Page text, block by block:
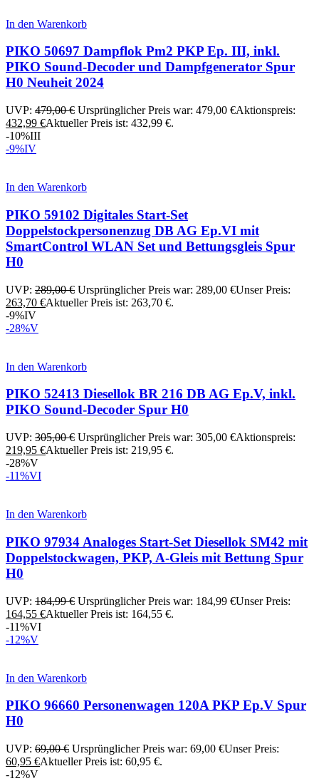
In den Warenkorb
PIKO 50697 Dampflok Pm2 PKP Ep. III, inkl.
PIKO Sound-Decoder und Dampfgenerator Spur
H0 Neuheit 2024
UVP: 479,00€ Ursprünglicher Preis war: 479,00 €Aktionspreis:
432,99 €Aktueller Preis ist: 432,99 €.
-10%III
-9%IV
In den Warenkorb
PIKO 59102 Digitales Start-Set
Doppelstockpersonenzug DB AG Ep.VI mit
SmartControl WLAN Set und Bettungsgleis Spur
H0
UVP: 289,00€ Ursprünglicher Preis war: 289,00 €Unser Preis:
263,70 €Aktueller Preis ist: 263,70 €.
-9%IV
-28%V
In den Warenkorb
PIKO 52413 Diesellok BR 216 DB AG Ep.V, inkl.
PIKO Sound-Decoder Spur H0
UVP: 305,00€ Ursprünglicher Preis war: 305,00 €Aktionspreis:
219,95 €Aktueller Preis ist: 219,95 €.
-28%V
-11%VI
In den Warenkorb
PIKO 97934 Analoges Start-Set Diesellok SM42 mit
Doppelstockwagen, PKP, A-Gleis mit Bettung Spur
H0
UVP: 184,99€ Ursprünglicher Preis war: 184,99 €Unser Preis:
164,55 €Aktueller Preis ist: 164,55 €.
-11%VI
-12%V
In den Warenkorb
PIKO 96660 Personenwagen 120A PKP Ep.V Spur
H0
UVP: 69,00€ Ursprünglicher Preis war: 69,00 €Unser Preis:
60,95 €Aktueller Preis ist: 60,95 €.
-12%V